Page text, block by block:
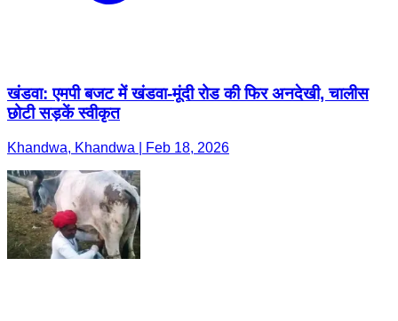
खंडवा: एमपी बजट में खंडवा-मूंदी रोड की फिर अनदेखी, चालीस
छोटी सड़कें स्वीकृत
Khandwa, Khandwa | Feb 18, 2026